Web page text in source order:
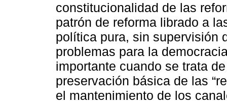
constitucionalidad de las
patrón de reforma librado a
política pura, sin supervisión
problemas para la
importante cuando se trata
preservación básica de las
el mantenimiento de los